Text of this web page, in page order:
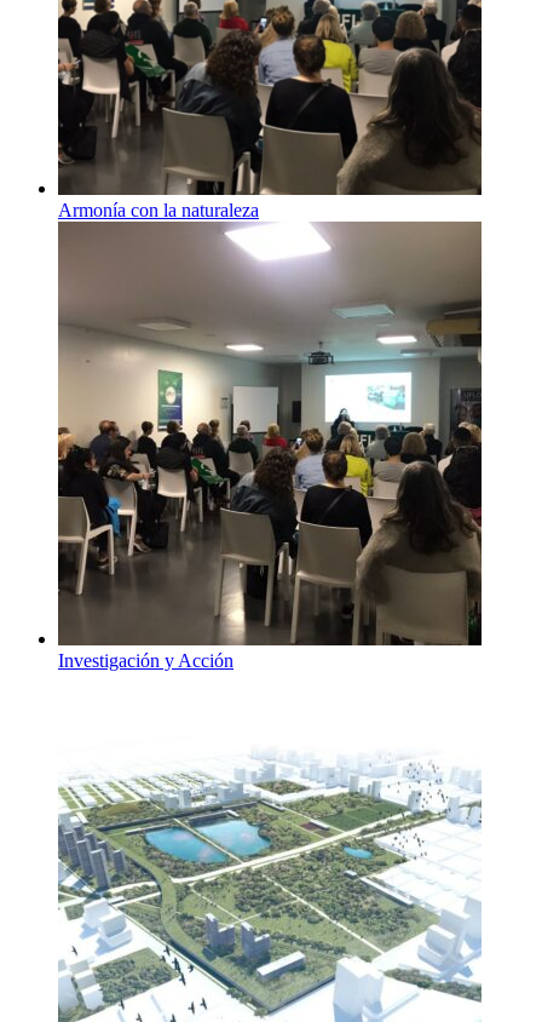
Armonía con la naturaleza
Investigación y Acción